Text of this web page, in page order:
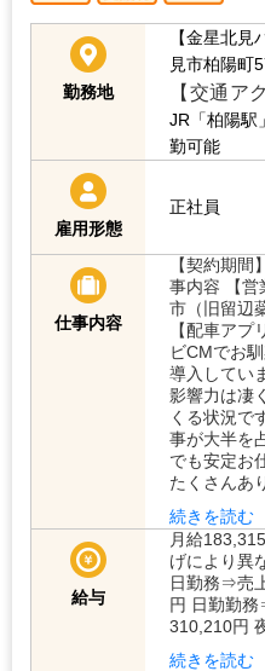
勤務地
【金星北
見市柏陽町
【交通ア
JR「柏陽駅
勤可能
雇用形態
正社員
仕事内容
【契約期
事内容 【営
市（旧留辺
【配車ア
ビCMでお
導入してい
影響力は凄
くる状況で
事が大半を
でも安定お
たくさんあ
続きを読む
給与
月給
げにより異
日勤務⇒売
円 日勤勤
310,210円
続きを読む